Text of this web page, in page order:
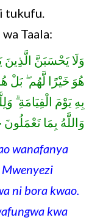
tukufu.
Taala:
وَلَا يَحْسَبَنَّ الَّذِينَ
هُوَ خَيْرًا لَّهُم ۖ بَلْ
بِهِ يَوْمَ الْقِيَامَةِ
وَاللَّهُ بِمَا
wanafanya
ni bora kwao.
kwa